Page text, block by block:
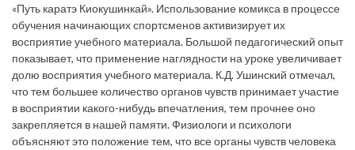
«Путь каратэ Киокушинкай». Использование комикса в процессе
обучения начинающих спортсменов активизирует их
восприятие учебного материала. Большой педагогический опыт
показывает, что применение наглядности на уроке увеличивает
долю восприятия учебного материала. К.Д. Ушинский отмечал,
что тем большее количество органов чувств принимает участие
в восприятии какого-нибудь впечатления, тем прочнее оно
закрепляется в нашей памяти. Физиологи и психологи
объясняют это положение тем, что все органы чувств человека